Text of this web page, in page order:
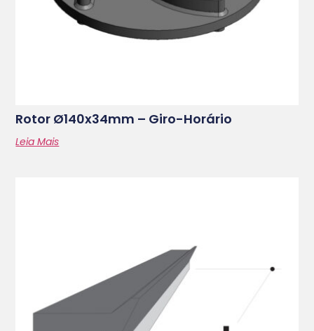
Rotor Ø140x34mm – Giro-Horário
Leia Mais